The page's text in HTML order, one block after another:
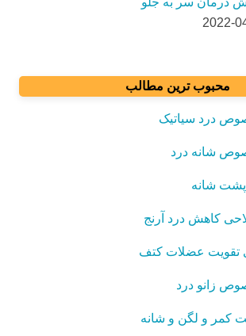
2022-
محبوب ترین مطالب
درد سیاتیک
شانه درد
شانه
کاهش درد آرنج
تقویت عضلات کتف
زانو درد
کمر و لگن و شانه